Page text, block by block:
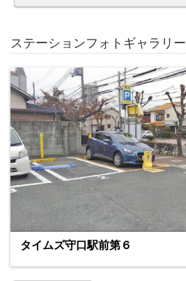
ステーションフォトギャラリー
タイムズ守口駅前第６